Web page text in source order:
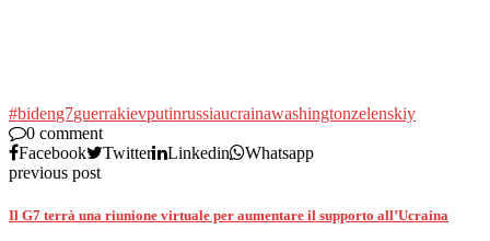
#bideng7guerrakievputinrussiaucrainawashingtonzelenskiy
0 comment
Facebook
Twitter Linkedin
Whatsapp
previous post
Il G7 terrà una riunione virtuale per aumentare il supporto all’Ucraina